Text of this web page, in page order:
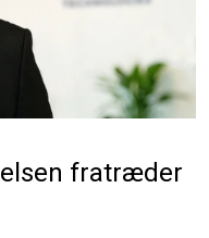
fratræder